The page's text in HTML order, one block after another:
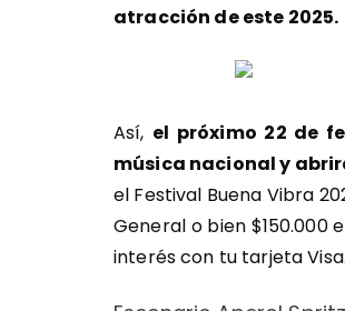
atracción de este 2025.
Así, el próximo 22 de
música nacional y
el Festival Buena Vibra
General o bien $150.000
interés con tu tarjeta Visa.